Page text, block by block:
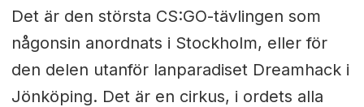
Det är den största CS:GO-tävlingen som
någonsin anordnats i Stockholm, eller för
den delen utanför lanparadiset Dreamhack i
Jönköping. Det är en cirkus, i ordets alla